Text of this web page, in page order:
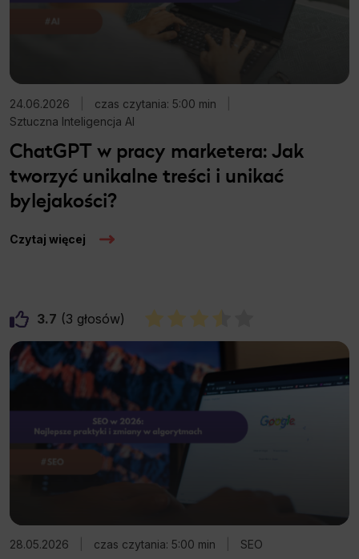
24.06.2026 czas czytania: 5:00 min
Sztuczna Inteligencja AI
ChatGPT w pracy marketera: Jak
tworzyć unikalne treści i unikać
bylejakości?
Czytaj więcej
3.7 3
28.05.2026 czas czytania: 5:00 min SEO